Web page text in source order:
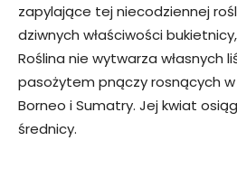
zapylające tej niecodziennej
dziwnych właściwości
Roślina nie wytwarza własnych
pasożytem pnączy rosnących
Borneo i Sumatry. Jej kwiat
średnicy.